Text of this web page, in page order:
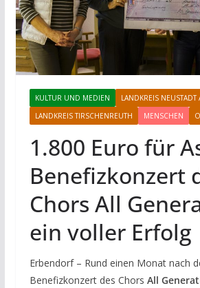
KULTUR UND MEDIEN
LANDKREIS
LANDKREIS TIRSCHENREUTH
MENSCHEN
1.800 Euro für
Benefizkonzert
Chors All
ein voller Erfolg
Erbendorf – Rund einen Monat nach
Benefizkonzert des Chors All